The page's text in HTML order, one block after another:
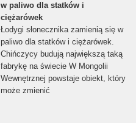
w paliwo dla statków i
ciężarówek
Łodygi słonecznika zamienią się w
paliwo dla statków i ciężarówek.
Chińczycy budują największą taką
fabrykę na świecie W Mongolii
Wewnętrznej powstaje obiekt, który
może zmienić